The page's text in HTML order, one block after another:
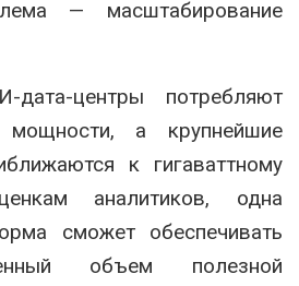
— масштабирование
дата-центры потребляют
мощности, а крупнейшие
к гигаваттному
аналитиков, одна
сможет обеспечивать
объем полезной